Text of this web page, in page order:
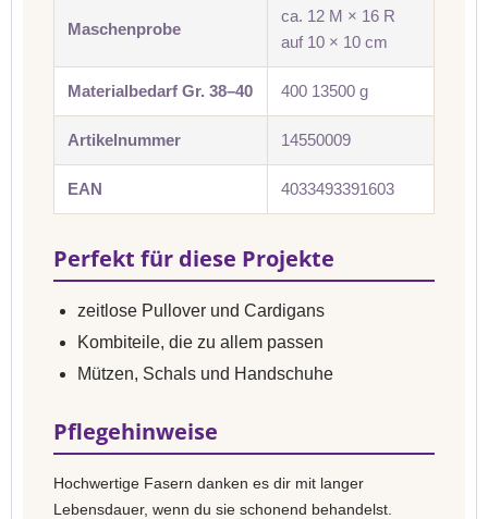
Maschenprobe
ca. 12 M × 16 R
auf 10 × 10 cm
Materialbedarf Gr. 38–40 400 13500 g
Artikelnummer 14550009
EAN 4033493391603
Perfekt für diese Projekte
zeitlose Pullover und Cardigans
Kombiteile, die zu allem passen
Mützen, Schals und Handschuhe
Pflegehinweise
Hochwertige Fasern danken es dir mit langer
Lebensdauer, wenn du sie schonend behandelst.